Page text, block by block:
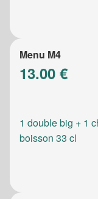
Menu M4
13.00 €
1 double big + 1
boisson 33 cl